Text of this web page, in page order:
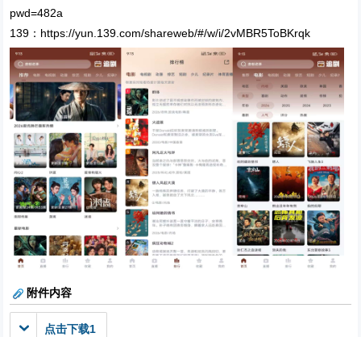
pwd=482a
139：https://yun.139.com/shareweb/#/w/i/2vMBR5ToBKrqk
附件内容
点击下载1